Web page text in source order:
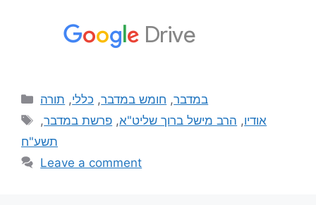
במדבר, חומש במדבר, כללי, תורה
אודיו, הרב מישל ברוך שליט"א, פרשת במדבר,
תשע"ח
Leave a comment